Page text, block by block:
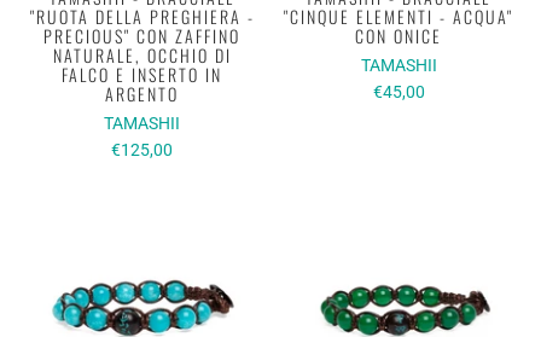
"RUOTA DELLA PREGHIERA -
PRECIOUS" CON ZAFFINO
NATURALE, OCCHIO DI
FALCO E INSERTO IN
ARGENTO
TAMASHII
€125,00
"CINQUE ELEMENTI - ACQUA"
CON ONICE
TAMASHII
€45,00